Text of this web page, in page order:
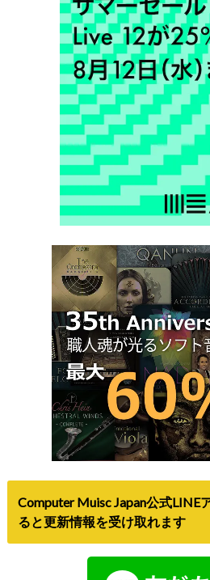
Computer Muisc Japan公式LINE
ると更新情報を受け取れます